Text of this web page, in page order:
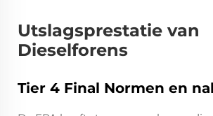
Utslagsprestatie van
Dieselforens
Tier 4 Final Normen en